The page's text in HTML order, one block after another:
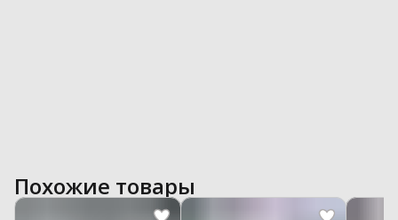
Похожие товары